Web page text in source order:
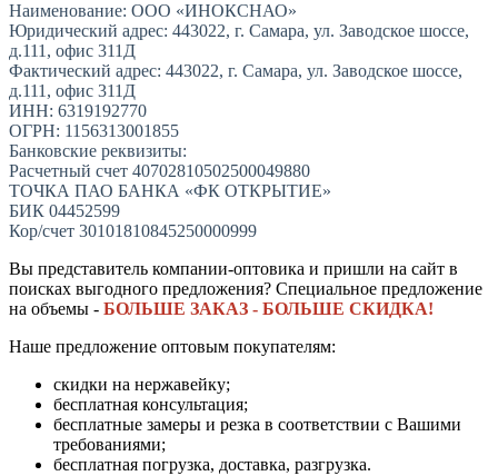
Наименование: ООО «ИНОКСНАО»
Юридический адрес: 443022, г. Самара, ул. Заводское шоссе,
д.111, офис 311Д
Фактический адрес: 443022, г. Самара, ул. Заводское шоссе,
д.111, офис 311Д
ИНН: 6319192770
ОГРН: 1156313001855
Банковские реквизиты:
Расчетный счет 40702810502500049880
ТОЧКА ПАО БАНКА «ФК ОТКРЫТИЕ»
БИК 04452599
Кор/счет 30101810845250000999
Вы представитель компании-оптовика и пришли на сайт в
поисках выгодного предложения? Специальное предложение
на объемы - БОЛЬШЕ ЗАКАЗ - БОЛЬШЕ СКИДКА!
Наше предложение оптовым покупателям:
скидки на нержавейку;
бесплатная консультация;
бесплатные замеры и резка в соответствии с Вашими
требованиями;
бесплатная погрузка, доставка, разгрузка.